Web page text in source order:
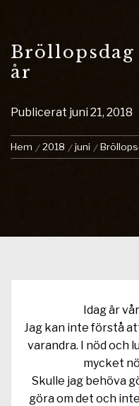
år
Publicerat juni 21, 2018
Hem 2018 juni
Idag är
Jag kan inte förstå
varandra. I nöd och
mycket
Skulle jag behöva
göra om det och